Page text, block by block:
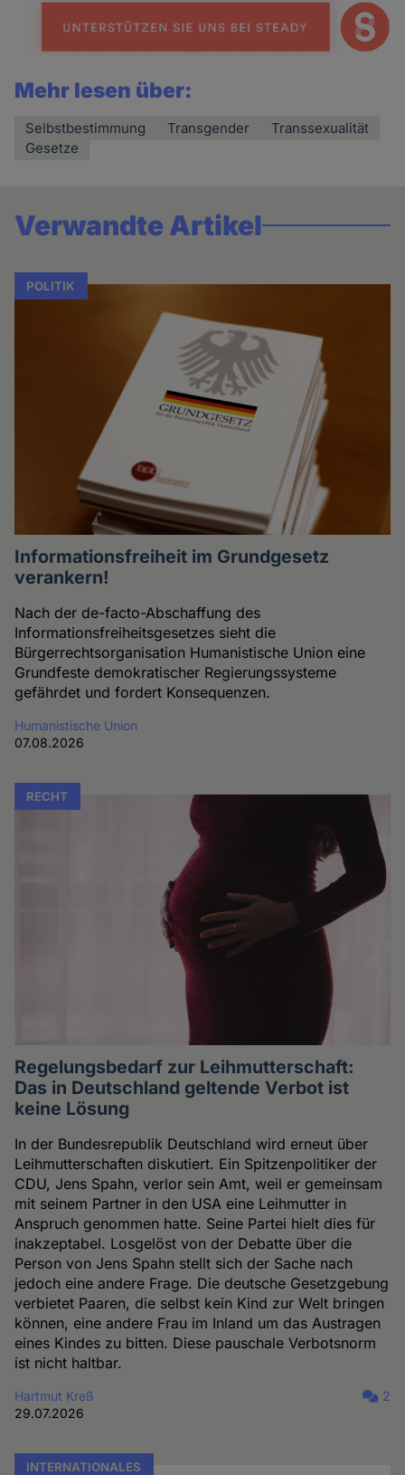
Mehr lesen über:
Selbstbestimmung Transgender
Transsexualität
Gesetze
Verwandte Artikel
POLITIK
Informationsfreiheit im Grundgesetz
verankern!
Nach der de-facto-Abschaffung des
Informationsfreiheitsgesetzes sieht die
Bürgerrechtsorganisation Humanistische Union eine
Grundfeste demokratischer Regierungssysteme
gefährdet und fordert Konsequenzen.
Humanistische Union
07.08.2026
RECHT
Regelungsbedarf zur Leihmutterschaft:
Das in Deutschland geltende Verbot ist
keine Lösung
In der Bundesrepublik Deutschland wird erneut über
Leihmutterschaften diskutiert. Ein Spitzenpolitiker der
CDU, Jens Spahn, verlor sein Amt, weil er gemeinsam
mit seinem Partner in den USA eine Leihmutter in
Anspruch genommen hatte. Seine Partei hielt dies für
inakzeptabel. Losgelöst von der Debatte über die
Person von Jens Spahn stellt sich der Sache nach
jedoch eine andere Frage. Die deutsche Gesetzgebung
verbietet Paaren, die selbst kein Kind zur Welt bringen
können, eine andere Frau im Inland um das Austragen
eines Kindes zu bitten. Diese pauschale Verbotsnorm
ist nicht haltbar.
Hartmut Kreß
29.07.2026
2
INTERNATIONALES